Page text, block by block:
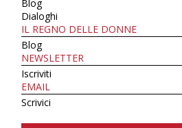
Blog
Dialoghi
IL REGNO DELLE DONNE
Blog
NEWSLETTER
Iscriviti
EMAIL
Scrivici